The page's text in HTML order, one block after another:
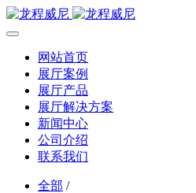
网站首页
展厅案例
展厅产品
展厅解决方案
新闻中心
公司介绍
联系我们
全部 /